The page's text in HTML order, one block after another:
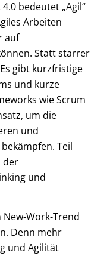
bedeutet „Agil“
Arbeiten
auf
Statt starrer
gibt kurzfristige
und kurze
wie Scrum
um die
und
Teil
der
und
New-Work-Trend
Denn mehr
und Agilität